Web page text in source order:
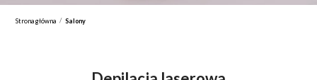
Strona główna / Salony